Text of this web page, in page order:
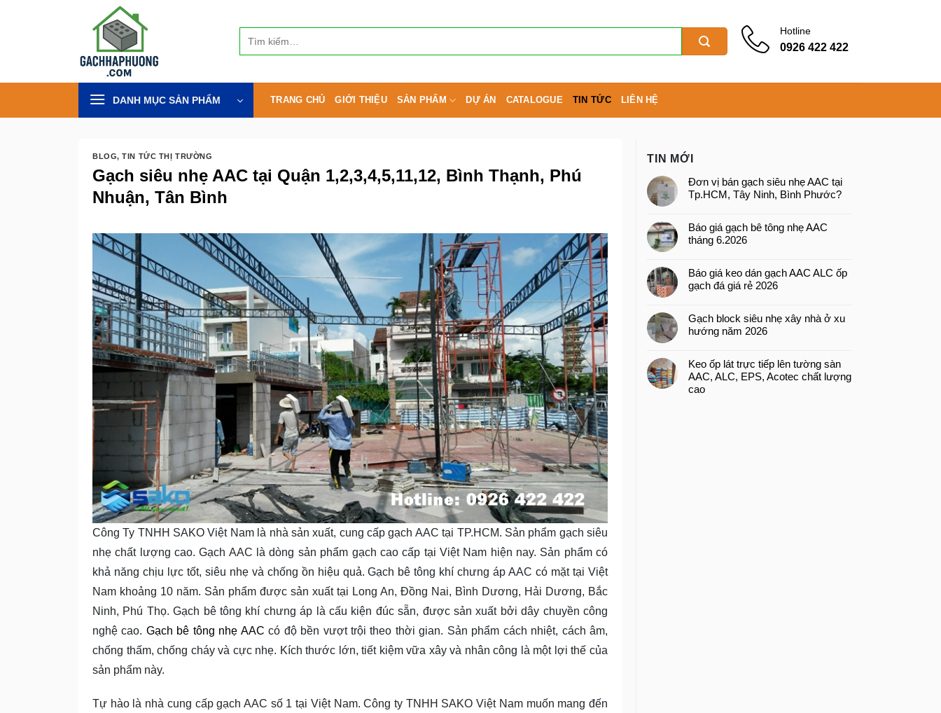
Hotline
0926 422 422
DANH MỤC SẢN PHẨM TRANG CHỦ GIỚI THIỆU SẢN PHẨM DỰ ÁN CATALOGUE TIN TỨC LIÊN HỆ
BLOG,TIN TỨC THỊ TRƯỜNG
Gạch siêu nhẹ AAC tại Quận 1,2,3,4,5,11,12, Bình Thạnh, Phú
Nhuận, Tân Bình
Công Ty TNHH SAKO Việt Nam là nhà sản xuất, cung cấp gạch AAC tại TP.HCM. Sản phẩm gạch siêu
nhẹ chất lượng cao. Gạch AAC là dòng sản phẩm gạch cao cấp tại Việt Nam hiện nay. Sản phẩm có
khả năng chịu lực tốt, siêu nhẹ và chống ồn hiệu quả. Gạch bê tông khí chưng áp AAC có mặt tại Việt
Nam khoảng 10 năm. Sản phẩm được sản xuất tại Long An, Đồng Nai, Bình Dương, Hải Dương, Bắc
Ninh, Phú Thọ. Gạch bê tông khí chưng áp là cấu kiện đúc sẵn, được sản xuất bởi dây chuyền công
nghệ cao. Gạch bê tông nhẹ AAC có độ bền vượt trội theo thời gian. Sản phẩm cách nhiệt, cách âm,
chống thấm, chống cháy và cực nhẹ. Kích thước lớn, tiết kiệm vữa xây và nhân công là một lợi thế của
sản phẩm này.
Tự hào là nhà cung cấp gạch AAC số 1 tại Việt Nam. Công ty TNHH SAKO Việt Nam muốn mang đến
TIN MỚI
Đơn vị bán gạch siêu nhẹ AAC tại
Tp.HCM, Tây Ninh, Bình Phước?
Báo giá gạch bê tông nhẹ AAC
tháng 6.2026
Báo giá keo dán gạch AAC ALC ốp
gạch đá giá rẻ 2026
Gạch block siêu nhẹ xây nhà ở xu
hướng năm 2026
Keo ốp lát trực tiếp lên tường sàn
AAC, ALC, EPS, Acotec chất lượng
cao